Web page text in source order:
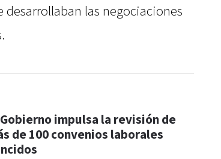
las negociaciones
impulsa la revisión de
de 100 convenios laborales